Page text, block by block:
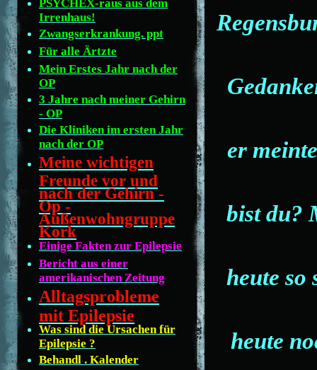
PSYCHEX-raus aus dem
Irrenhaus!
Zwangserkrankung. ppt
Für alle Ärtzte
Mein Erstes Jahr nach der
OP
3 Jahre nach meiner Gehirn
- OP
Die Kliniken im ersten Jahr
nach der OP
Meine wichtigen
Freunde vor und
nach der Gehirn -
Op -
Außenwohngruppe
Kork
Einige Fakten zur Epilepsie
Bericht aus einer
amerikanischen Zeitung
Alltagsprobleme
mit Epilepsie
Was sind die Ursachen für
Epilepsie ?
Behandl . Kalender
er
bist du?
heute so
heute